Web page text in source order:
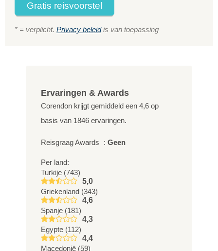
Gratis reisvoorstel
* = verplicht. Privacy beleidis van toepassing
Ervaringen & Awards
Corendon krijgt gemiddeld een 4,6 op
basis van 1846 ervaringen.
Reisgraag Awards : Geen
Per land:
Turkije (743)
5,0
Griekenland (343)
4,6
Spanje (181)
4,3
Egypte (112)
4,4
Macedonië (59)